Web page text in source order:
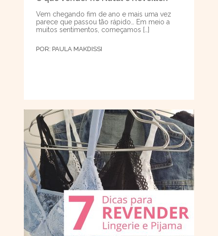
Vem chegando fim de ano e mais uma vez
parece que passou tão rápido… Em meio a
muitos sentimentos, começamos […]
POR: PAULA MAKDISSI